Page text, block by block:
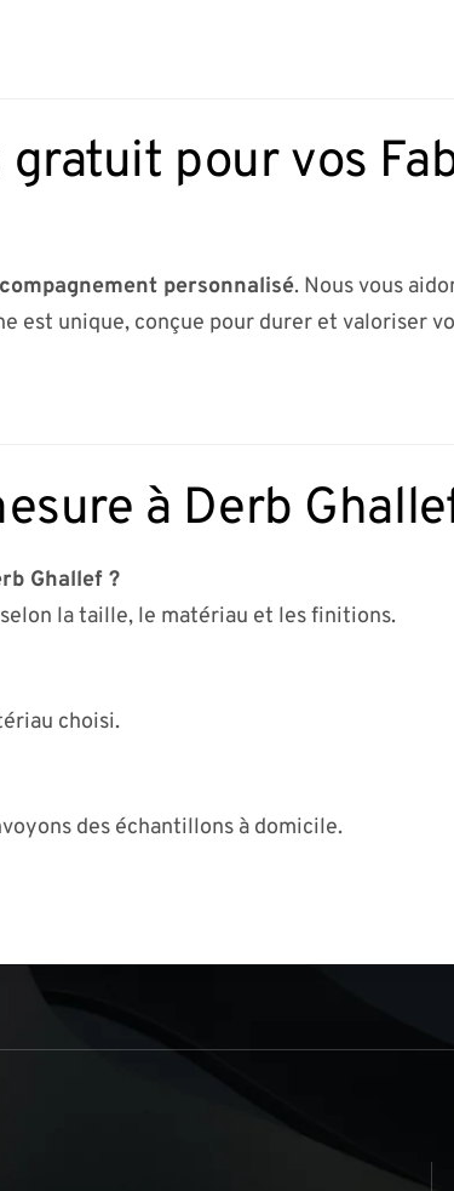
pour vos
personnalisé. Nous vous
est unique, conçue pour durer et valoriser
à Derb
Ghallef ?
la taille, le matériau et les finitions.
choisi.
des échantillons à domicile.